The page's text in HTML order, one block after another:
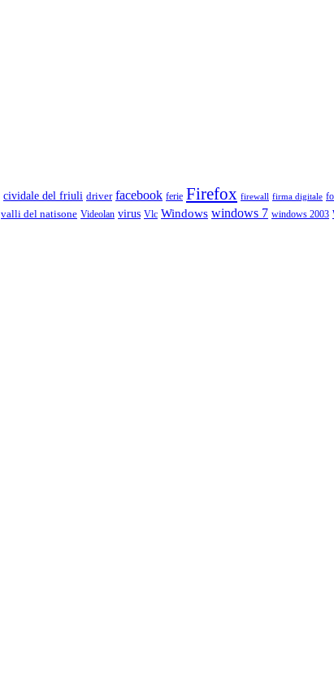
cividale del friuli driver facebook ferie Firefox firewall firma digitale
valli del natisone Videolan virus Vlc Windows windows 7 windows 2003